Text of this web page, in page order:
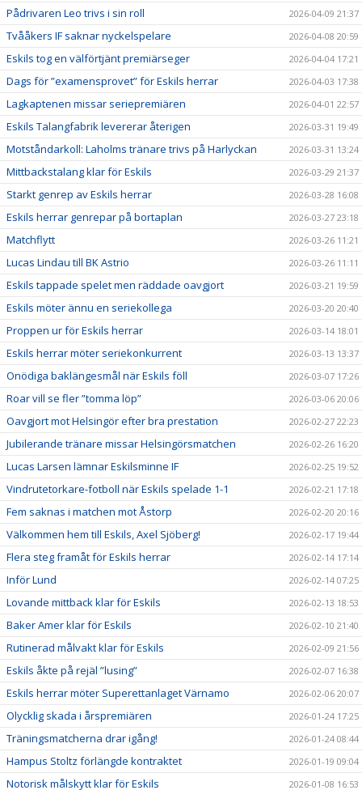
Pådrivaren Leo trivs i sin roll 2026-04-09 21:37
Tvååkers IF saknar nyckelspelare 2026-04-08 20:59
Eskils tog en välförtjänt premiärseger 2026-04-04 17:21
Dags för ”examensprovet” för Eskils herrar 2026-04-03 17:38
Lagkaptenen missar seriepremiären 2026-04-01 22:57
Eskils Talangfabrik levererar återigen 2026-03-31 19:49
Motståndarkoll: Laholms tränare trivs på Harlyckan 2026-03-31 13:24
Mittbackstalang klar för Eskils 2026-03-29 21:37
Starkt genrep av Eskils herrar 2026-03-28 16:08
Eskils herrar genrepar på bortaplan 2026-03-27 23:18
Matchflytt 2026-03-26 11:21
Lucas Lindau till BK Astrio 2026-03-26 11:11
Eskils tappade spelet men räddade oavgjort 2026-03-21 19:59
Eskils möter ännu en seriekollega 2026-03-20 20:40
Proppen ur för Eskils herrar 2026-03-14 18:01
Eskils herrar möter seriekonkurrent 2026-03-13 13:37
Onödiga baklängesmål när Eskils föll 2026-03-07 17:26
Roar vill se fler ”tomma löp” 2026-03-06 20:06
Oavgjort mot Helsingör efter bra prestation 2026-02-27 22:23
Jubilerande tränare missar Helsingörsmatchen 2026-02-26 16:20
Lucas Larsen lämnar Eskilsminne IF 2026-02-25 19:52
Vindrutetorkare-fotboll när Eskils spelade 1-1 2026-02-21 17:18
Fem saknas i matchen mot Åstorp 2026-02-20 20:16
Välkommen hem till Eskils, Axel Sjöberg! 2026-02-17 19:44
Flera steg framåt för Eskils herrar 2026-02-14 17:14
Inför Lund 2026-02-14 07:25
Lovande mittback klar för Eskils 2026-02-13 18:53
Baker Amer klar för Eskils 2026-02-10 21:40
Rutinerad målvakt klar för Eskils 2026-02-09 21:56
Eskils åkte på rejäl ”lusing” 2026-02-07 16:38
Eskils herrar möter Superettanlaget Värnamo 2026-02-06 20:07
Olycklig skada i årspremiären 2026-01-24 17:25
Träningsmatcherna drar igång! 2026-01-24 08:44
Hampus Stoltz förlängde kontraktet 2026-01-19 09:04
Notorisk målskytt klar för Eskils 2026-01-08 16:53